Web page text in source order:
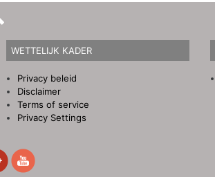
WETTELIJK KADER
Privacy beleid
Disclaimer
Terms of service
Privacy Settings